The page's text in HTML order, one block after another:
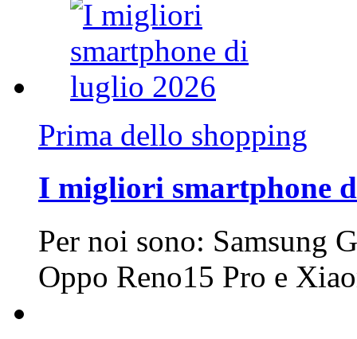
Prima dello shopping
I migliori smartphone
Per noi sono: Samsung
Oppo Reno15 Pro e